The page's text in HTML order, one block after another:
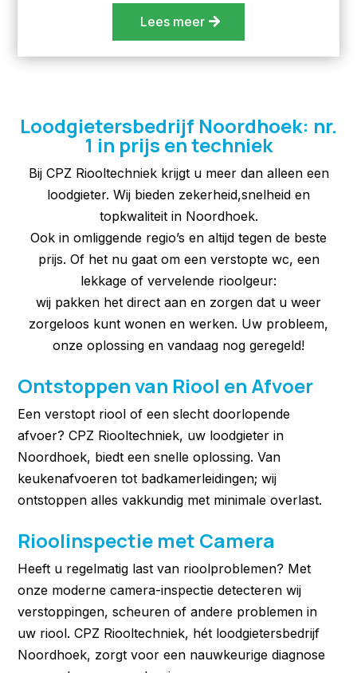
Lees meer
Loodgietersbedrijf Noordhoek: nr.
1 in prijs en techniek
Bij CPZ Riooltechniek krijgt u meer dan alleen een
loodgieter. Wij bieden zekerheid,snelheid en
topkwaliteit in Noordhoek.
Ook in omliggende regio’s en altijd tegen de beste
prijs. Of het nu gaat om een verstopte wc, een
lekkage of vervelende rioolgeur:
wij pakken het direct aan en zorgen dat u weer
zorgeloos kunt wonen en werken. Uw probleem,
onze oplossing en vandaag nog geregeld!
Ontstoppen van Riool en Afvoer
Een verstopt riool of een slecht doorlopende
afvoer? CPZ Riooltechniek, uw loodgieter in
Noordhoek, biedt een snelle oplossing. Van
keukenafvoeren tot badkamerleidingen; wij
ontstoppen alles vakkundig met minimale overlast.
Rioolinspectie met Camera
Heeft u regelmatig last van rioolproblemen? Met
onze moderne camera-inspectie detecteren wij
verstoppingen, scheuren of andere problemen in
uw riool. CPZ Riooltechniek, hét loodgietersbedrijf
Noordhoek, zorgt voor een nauwkeurige diagnose